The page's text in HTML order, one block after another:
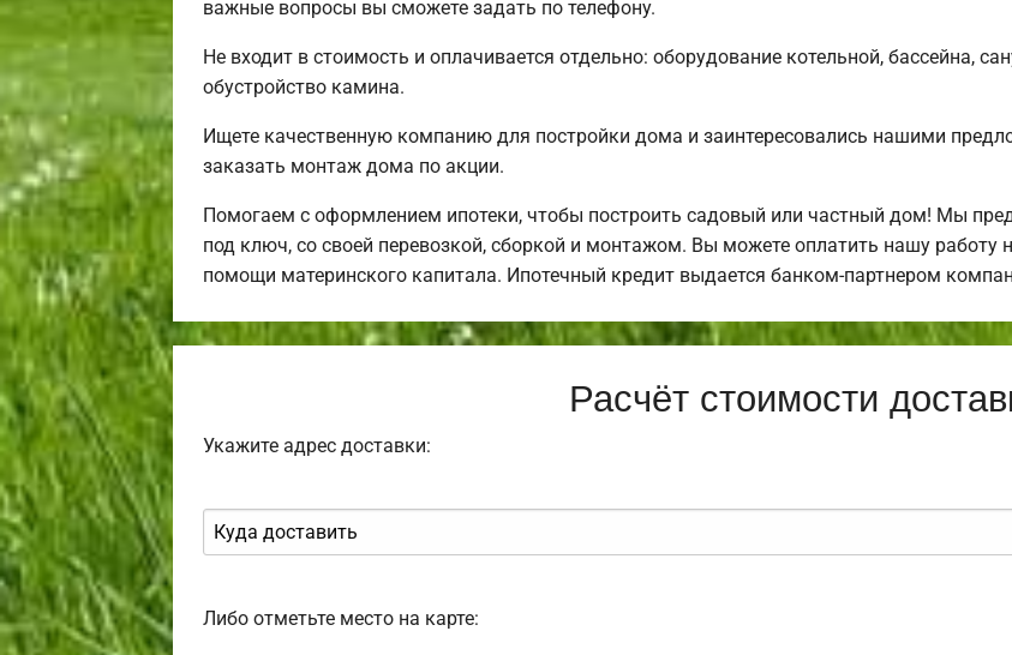
важные вопросы вы сможете задать по телефону.
Не входит в стоимость и оплачивается отдельно: оборудование котельной, бассейна,
обустройство камина.
Ищете качественную компанию для постройки дома и заинтересовались нашими
заказать монтаж дома по акции.
Помогаем с оформлением ипотеки, чтобы построить садовый или частный дом! Мы
под ключ, со своей перевозкой, сборкой и монтажом. Вы можете оплатить нашу работу
помощи материнского капитала. Ипотечный кредит выдается банком-партнером
Расчёт стоимости
Укажите адрес доставки:
Либо отметьте место на карте: